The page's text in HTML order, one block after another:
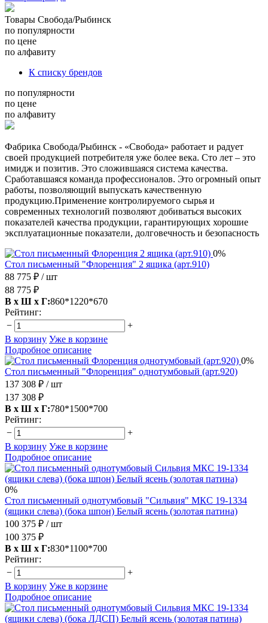
Товары Свобода/Рыбинск
по популярности
по цене
по алфавиту
К списку брендов
по популярности
по цене
по алфавиту
Фабрика Свобода/Рыбинск - «Свобода» работает и радует
своей продукцией потребителя уже более века. Сто лет – это
имидж и позитив. Это сложившаяся система качества.
Сработавшаяся команда профессионалов. Это огромный опыт
работы, позволяющий выпускать качественную
продукцию.Применение контролируемого сырья и
современных технологий позволяют добиваться высоких
показателей качества продукции, гарантирующих хорошие
эксплуатационные показатели, долговечность и безопасность
0%
Стол письменный "Флоренция" 2 ящика (арт.910)
88 775 ₽ / шт
88 775 ₽
В х Ш х Г:860*1220*670
Рейтинг:
−
+
В корзину Уже в корзине
Подробное описание
0%
Стол письменный "Флоренция" однотумбовый (арт.920)
137 308 ₽ / шт
137 308 ₽
В х Ш х Г:780*1500*700
Рейтинг:
−
+
В корзину Уже в корзине
Подробное описание
0%
Стол письменный однотумбовый "Сильвия" МКС 19-1334
(ящики слева) (бока шпон) Белый ясень (золотая патина)
100 375 ₽ / шт
100 375 ₽
В х Ш х Г:830*1100*700
Рейтинг:
−
+
В корзину Уже в корзине
Подробное описание